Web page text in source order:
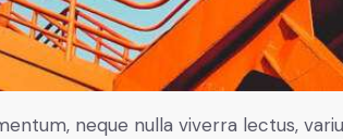
neque nulla viverra lectus,